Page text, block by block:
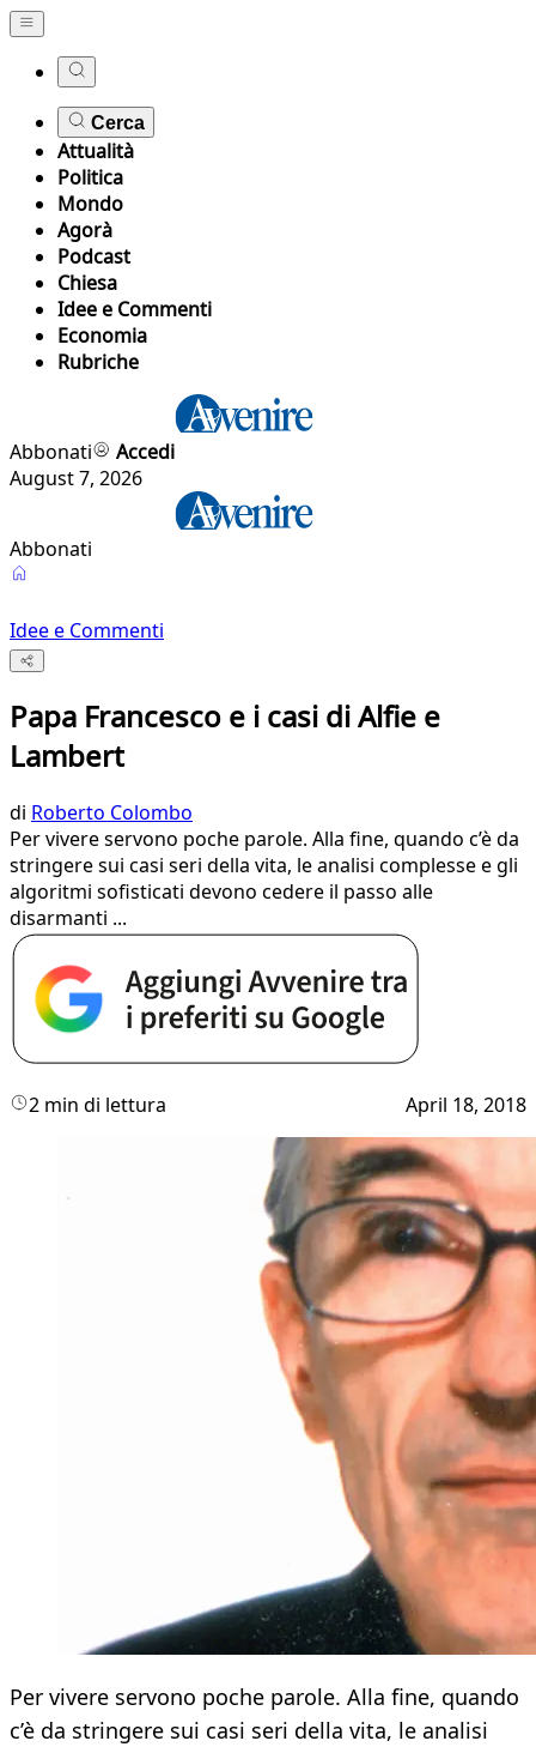
Cerca
Attualità
Politica
Mondo
Agorà
Podcast
Chiesa
Idee e Commenti
Economia
Rubriche
Abbonati
Accedi
August 7, 2026
Abbonati
Idee e Commenti
Papa Francesco e i casi di Alfie e
Lambert
di Roberto Colombo
Per vivere servono poche parole. Alla fine, quando c’è da
stringere sui casi seri della vita, le analisi complesse e gli
algoritmi sofisticati devono cedere il passo alle
disarmanti ...
2 min di lettura April 18, 2018
Per vivere servono poche parole. Alla fine, quando
c’è da stringere sui casi seri della vita, le analisi